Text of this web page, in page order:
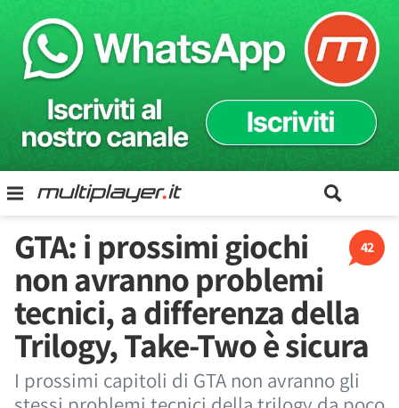
42
GTA: i prossimi giochi
non avranno problemi
tecnici, a differenza della
Trilogy, Take-Two è sicura
I prossimi capitoli di GTA non avranno gli